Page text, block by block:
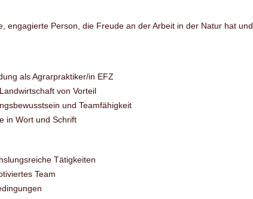
engagierte Person, die Freude an der Arbeit in der Natur hat
als Agrarpraktiker/in EFZ
von Vorteil
und Teamfähigkeit
in Wort und Schrift
Tätigkeiten
Team